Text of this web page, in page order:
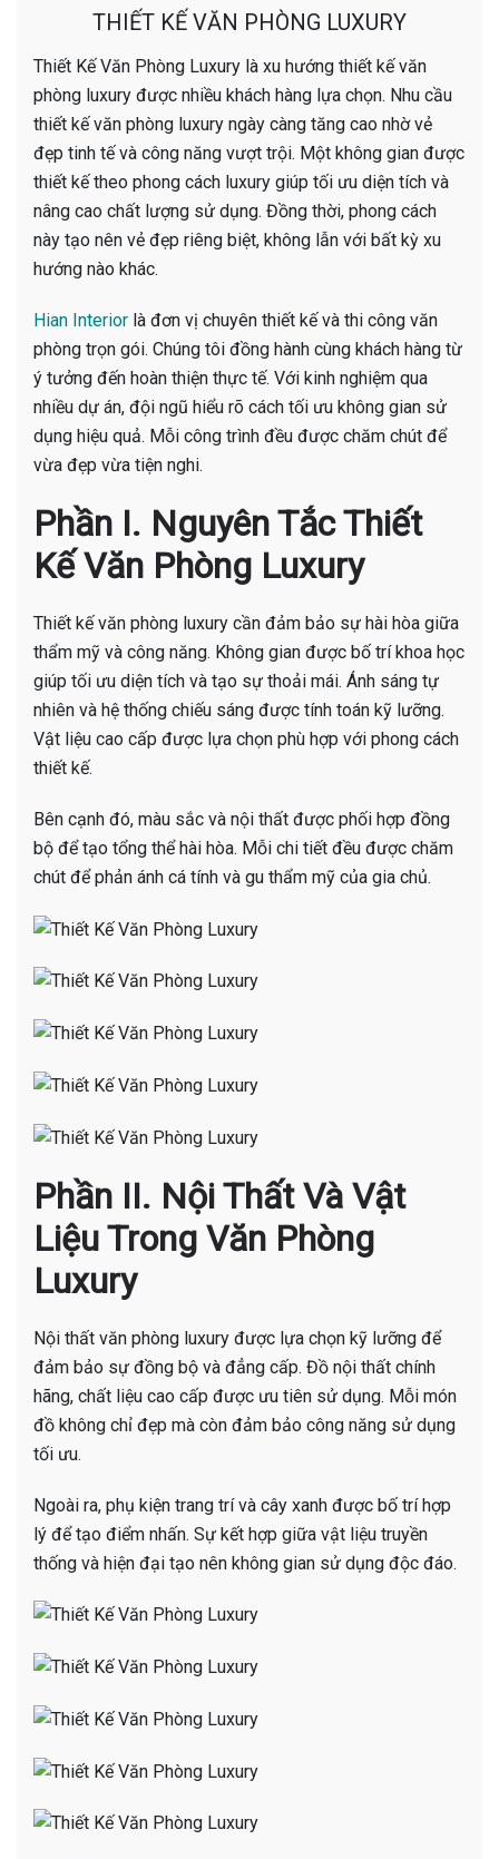
THIẾT KẾ VĂN PHÒNG LUXURY
Thiết Kế Văn Phòng Luxury là xu hướng thiết kế văn
phòng luxury được nhiều khách hàng lựa chọn. Nhu cầu
thiết kế văn phòng luxury ngày càng tăng cao nhờ vẻ
đẹp tinh tế và công năng vượt trội. Một không gian được
thiết kế theo phong cách luxury giúp tối ưu diện tích và
nâng cao chất lượng sử dụng. Đồng thời, phong cách
này tạo nên vẻ đẹp riêng biệt, không lẫn với bất kỳ xu
hướng nào khác.
Hian Interior là đơn vị chuyên thiết kế và thi công văn
phòng trọn gói. Chúng tôi đồng hành cùng khách hàng từ
ý tưởng đến hoàn thiện thực tế. Với kinh nghiệm qua
nhiều dự án, đội ngũ hiểu rõ cách tối ưu không gian sử
dụng hiệu quả. Mỗi công trình đều được chăm chút để
vừa đẹp vừa tiện nghi.
Phần I. Nguyên Tắc Thiết
Kế Văn Phòng Luxury
Thiết kế văn phòng luxury cần đảm bảo sự hài hòa giữa
thẩm mỹ và công năng. Không gian được bố trí khoa học
giúp tối ưu diện tích và tạo sự thoải mái. Ánh sáng tự
nhiên và hệ thống chiếu sáng được tính toán kỹ lưỡng.
Vật liệu cao cấp được lựa chọn phù hợp với phong cách
thiết kế.
Bên cạnh đó, màu sắc và nội thất được phối hợp đồng
bộ để tạo tổng thể hài hòa. Mỗi chi tiết đều được chăm
chút để phản ánh cá tính và gu thẩm mỹ của gia chủ.
Phần II. Nội Thất Và Vật
Liệu Trong Văn Phòng
Luxury
Nội thất văn phòng luxury được lựa chọn kỹ lưỡng để
đảm bảo sự đồng bộ và đẳng cấp. Đồ nội thất chính
hãng, chất liệu cao cấp được ưu tiên sử dụng. Mỗi món
đồ không chỉ đẹp mà còn đảm bảo công năng sử dụng
tối ưu.
Ngoài ra, phụ kiện trang trí và cây xanh được bố trí hợp
lý để tạo điểm nhấn. Sự kết hợp giữa vật liệu truyền
thống và hiện đại tạo nên không gian sử dụng độc đáo.